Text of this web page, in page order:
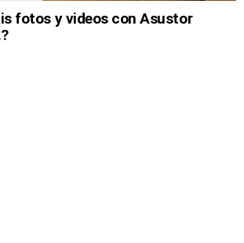
fotos y videos con Asustor